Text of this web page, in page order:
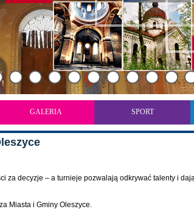
GALERIA SPORT
za decyzje – a turnieje pozwalają odkrywać talenty i
Miasta i Gminy Oleszyce.